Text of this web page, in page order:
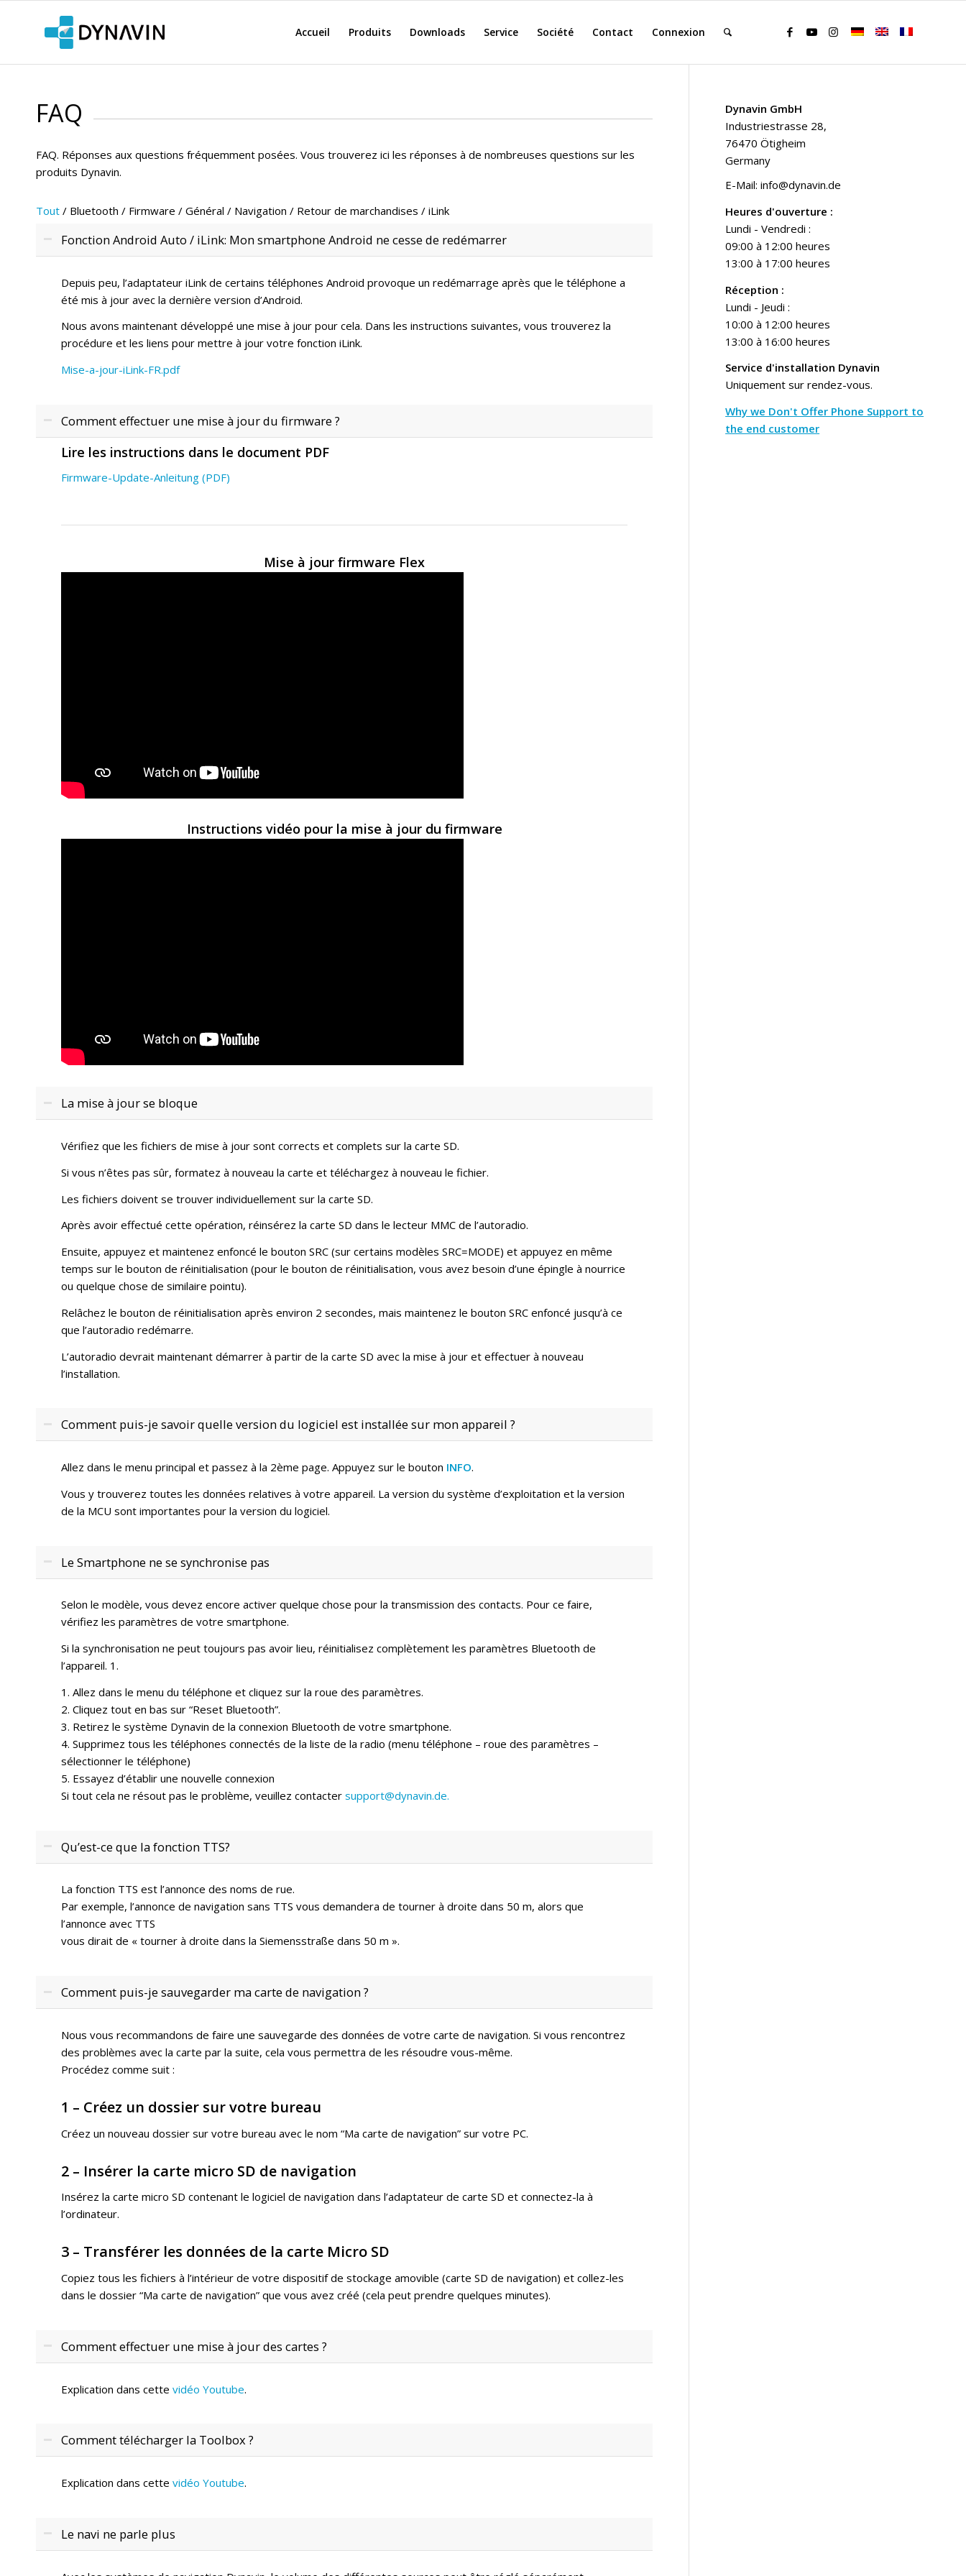
Accueil Produits Downloads Service Société Contact Connexion
FAQ
FAQ. Réponses aux questions fréquemment posées. Vous trouverez ici les réponses à de nombreuses questions sur les
produits Dynavin.
Tout / Bluetooth / Firmware / Général / Navigation / Retour de marchandises / iLink
Fonction Android Auto / iLink: Mon smartphone Android ne cesse de redémarrer
Depuis peu, l’adaptateur iLink de certains téléphones Android provoque un redémarrage après que le téléphone a
été mis à jour avec la dernière version d’Android.
Nous avons maintenant développé une mise à jour pour cela. Dans les instructions suivantes, vous trouverez la
procédure et les liens pour mettre à jour votre fonction iLink.
Mise-a-jour-iLink-FR.pdf
Comment effectuer une mise à jour du firmware ?
Lire les instructions dans le document PDF
Firmware-Update-Anleitung (PDF)
Mise à jour firmware Flex
Instructions vidéo pour la mise à jour du firmware
La mise à jour se bloque
Vérifiez que les fichiers de mise à jour sont corrects et complets sur la carte SD.
Si vous n’êtes pas sûr, formatez à nouveau la carte et téléchargez à nouveau le fichier.
Les fichiers doivent se trouver individuellement sur la carte SD.
Après avoir effectué cette opération, réinsérez la carte SD dans le lecteur MMC de l’autoradio.
Ensuite, appuyez et maintenez enfoncé le bouton SRC (sur certains modèles SRC=MODE) et appuyez en même
temps sur le bouton de réinitialisation (pour le bouton de réinitialisation, vous avez besoin d’une épingle à nourrice
ou quelque chose de similaire pointu).
Relâchez le bouton de réinitialisation après environ 2 secondes, mais maintenez le bouton SRC enfoncé jusqu’à ce
que l’autoradio redémarre.
L’autoradio devrait maintenant démarrer à partir de la carte SD avec la mise à jour et effectuer à nouveau
l’installation.
Comment puis-je savoir quelle version du logiciel est installée sur mon appareil ?
Allez dans le menu principal et passez à la 2ème page. Appuyez sur le bouton INFO.
Vous y trouverez toutes les données relatives à votre appareil. La version du système d’exploitation et la version
de la MCU sont importantes pour la version du logiciel.
Le Smartphone ne se synchronise pas
Selon le modèle, vous devez encore activer quelque chose pour la transmission des contacts. Pour ce faire,
vérifiez les paramètres de votre smartphone.
Si la synchronisation ne peut toujours pas avoir lieu, réinitialisez complètement les paramètres Bluetooth de
l’appareil. 1.
1. Allez dans le menu du téléphone et cliquez sur la roue des paramètres.
2. Cliquez tout en bas sur “Reset Bluetooth”.
3. Retirez le système Dynavin de la connexion Bluetooth de votre smartphone.
4. Supprimez tous les téléphones connectés de la liste de la radio (menu téléphone – roue des paramètres –
sélectionner le téléphone)
5. Essayez d’établir une nouvelle connexion
Si tout cela ne résout pas le problème, veuillez contacter support@dynavin.de.
Qu’est-ce que la fonction TTS?
La fonction TTS est l’annonce des noms de rue.
Par exemple, l’annonce de navigation sans TTS vous demandera de tourner à droite dans 50 m, alors que
l’annonce avec TTS
vous dirait de « tourner à droite dans la Siemensstraße dans 50 m ».
Comment puis-je sauvegarder ma carte de navigation ?
Nous vous recommandons de faire une sauvegarde des données de votre carte de navigation. Si vous rencontrez
des problèmes avec la carte par la suite, cela vous permettra de les résoudre vous-même.
Procédez comme suit :
1 – Créez un dossier sur votre bureau
Créez un nouveau dossier sur votre bureau avec le nom “Ma carte de navigation” sur votre PC.
2 – Insérer la carte micro SD de navigation
Insérez la carte micro SD contenant le logiciel de navigation dans l’adaptateur de carte SD et connectez-la à
l’ordinateur.
3 – Transférer les données de la carte Micro SD
Copiez tous les fichiers à l’intérieur de votre dispositif de stockage amovible (carte SD de navigation) et collez-les
dans le dossier “Ma carte de navigation” que vous avez créé (cela peut prendre quelques minutes).
Comment effectuer une mise à jour des cartes ?
Explication dans cette vidéo Youtube.
Comment télécharger la Toolbox ?
Explication dans cette vidéo Youtube.
Le navi ne parle plus
Dynavin GmbH
Industriestrasse 28,
76470 Ötigheim
Germany
E-Mail:info@dynavin.de
Heures d'ouverture :
Lundi - Vendredi :
09:00 à 12:00 heures
13:00 à 17:00 heures
Réception :
Lundi - Jeudi :
10:00 à 12:00 heures
13:00 à 16:00 heures
Service d'installation Dynavin
Uniquement sur rendez-vous.
Why we Don't Offer Phone Support to
the end customer